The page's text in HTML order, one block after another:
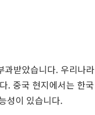
과받았습니다. 우리나라
. 중국 현지에서는 한국
성이 있습니다.